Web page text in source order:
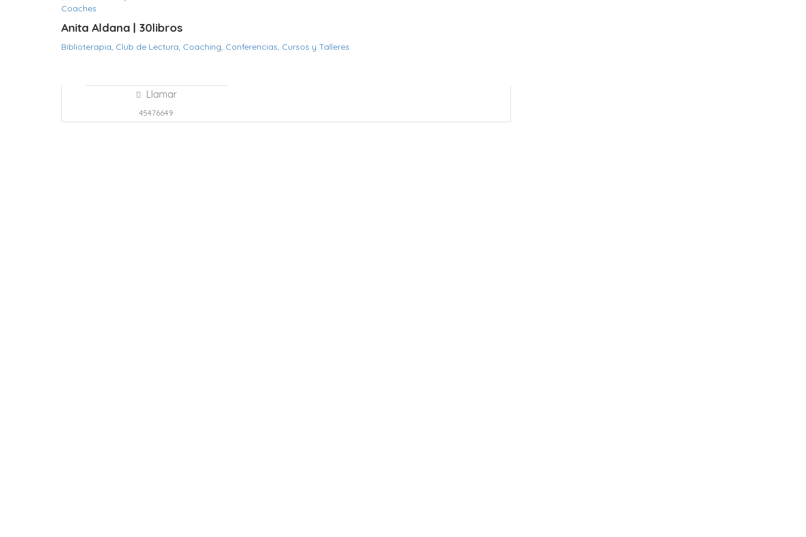
Coaches
Anita Aldana | 30libros
Biblioterapia, Club de Lectura, Coaching, Conferencias, Cursos y Talleres
Llamar
45476649